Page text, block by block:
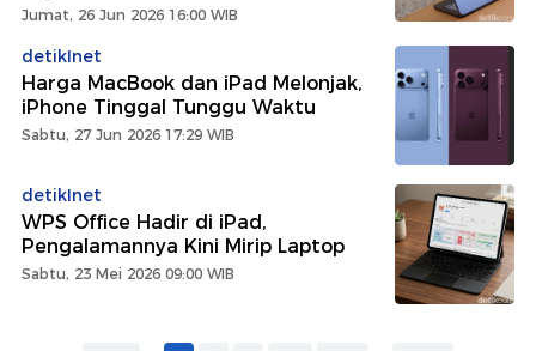
Jumat, 26 Jun 2026 16:00 WIB
detikInet
Harga MacBook dan iPad Melonjak,
iPhone Tinggal Tunggu Waktu
Sabtu, 27 Jun 2026 17:29 WIB
detikInet
WPS Office Hadir di iPad,
Pengalamannya Kini Mirip Laptop
Sabtu, 23 Mei 2026 09:00 WIB